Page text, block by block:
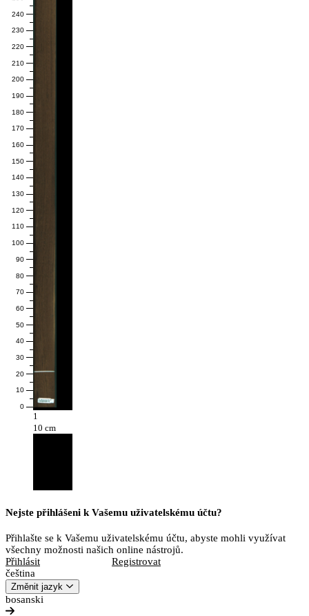
0
10
20
30
40
50
60
70
80
90
100
110
120
130
140
150
160
170
180
190
200
210
220
230
240
1
10 cm
Nejste přihlášeni k Vašemu uživatelskému účtu?
Přihlašte se k Vašemu uživatelskému účtu, abyste mohli využívat
všechny možnosti našich online nástrojů.
Přihlásit
Registrovat
čeština
Změnit jazyk
bosanski